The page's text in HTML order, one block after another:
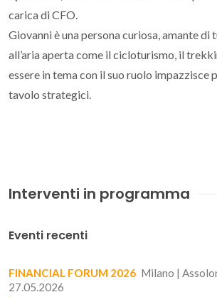
carica di CFO.
Giovanni è una persona curiosa, amante
all’aria aperta come il cicloturismo, il
essere in tema con il suo ruolo impazzisce
tavolo strategici.
Interventi in programma
Eventi recenti
FINANCIAL FORUM 2026 Milano |
27.05.2026